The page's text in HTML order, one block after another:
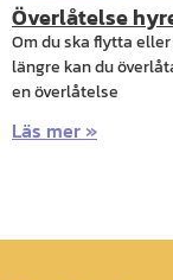
Överlåtelse
Om du ska flytta
längre kan du
en överlåtelse
Läs mer »